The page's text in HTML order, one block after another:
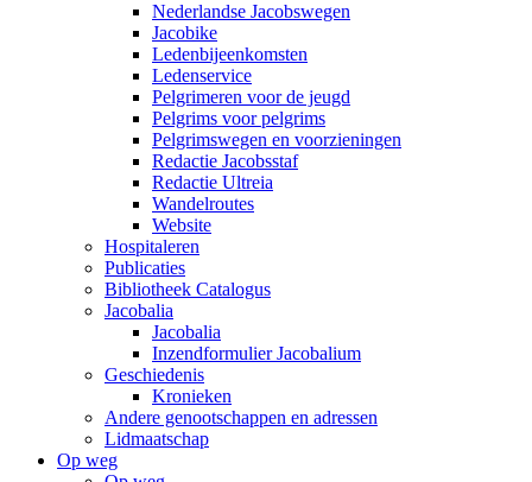
Nederlandse Jacobswegen
Jacobike
Ledenbijeenkomsten
Ledenservice
Pelgrimeren voor de jeugd
Pelgrims voor pelgrims
Pelgrimswegen en voorzieningen
Redactie Jacobsstaf
Redactie Ultreia
Wandelroutes
Website
Hospitaleren
Publicaties
Bibliotheek Catalogus
Jacobalia
Jacobalia
Inzendformulier Jacobalium
Geschiedenis
Kronieken
Andere genootschappen en adressen
Lidmaatschap
Op weg